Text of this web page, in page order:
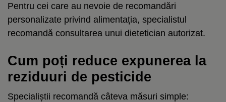
Pentru cei care au nevoie de recomandări
personalizate privind alimentația, specialistul
recomandă consultarea unui dietetician autorizat.
Cum poți reduce expunerea la
reziduuri de pesticide
Specialiștii recomandă câteva măsuri simple: